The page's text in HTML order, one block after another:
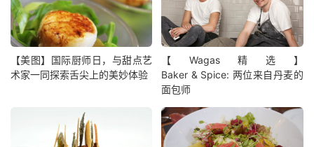
【美图】国际厨师日，与甜点艺
术家一同探索舌尖上的美妙体验
【Wagas精选】
Baker & Spice: 两位来自丹麦的
面包师